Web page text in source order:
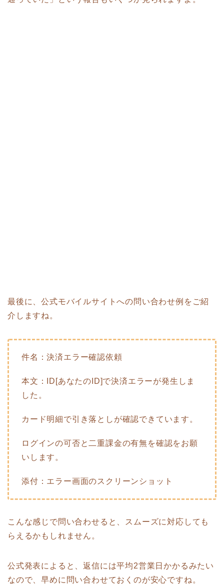
最後に、公式モバイルサイトへの問い合わせ例をご紹
介しますね。
件名：決済エラー確認依頼
本文：ID[あなたのID]で決済エラーが発生しま
した。
カード明細で引き落としが確認できています。
ログインの可否と二重課金の有無を確認をお願
いします。
添付：エラー画面のスクリーンショット
こんな感じで問い合わせると、スムーズに対応しても
らえるかもしれません。
公式発表によると、返信には平均2営業日かかるみたい
なので、早めに問い合わせておくのが安心ですね。